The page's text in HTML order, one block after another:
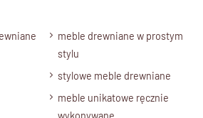
przed wysunięciem
Ciemny Brąz, Palisander
meble drewniane w prostym
stylu
stylowe meble drewniane
meble unikatowe ręcznie
wykonywane